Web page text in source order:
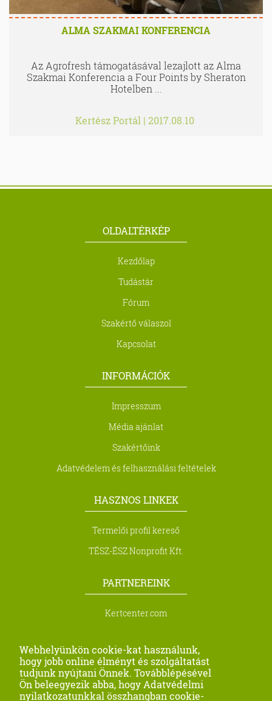
Webhelyünkön cookie-kat használunk,
hogy jobb online élményt és szolgáltatást
tudjunk nyújtani Önnek. Továbblépésével
Ön beleegyezik abba, hogy Adatvédelmi
nyilatkozatunkkal összhangban cookie-
ALMA SZAKMAI KONFERENCIA
Az Agrofresh támogatásával lezajlott az Alma
Szakmai Konferencia a Four Points by Sheraton
Hotelben ...
Kertész Portál | 2017.08.10
OLDALTÉRKÉP
Kezdőlap
Tudástár
Fórum
Szakértő válaszol
Kapcsolat
INFORMÁCIÓK
Impresszum
Média ajánlat
Szakértőink
Adatvédelem és felhasználási feltételek
HASZNOS LINKEK
Termelői profil kereső
TÉSZ-ÉSZ Nonprofit Kft.
PARTNEREINK
Kertcenter.com
Metra Kft.
Profi Seeds Agro Kft
Farago-Precision